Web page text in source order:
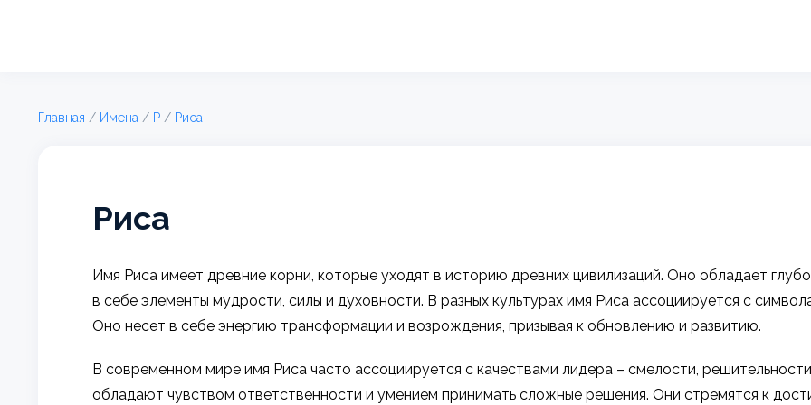
Главная / Имена / Р / Риса
Риса
Имя Риса имеет древние корни, которые уходят в историю древних цивилизаций. Оно обладает
в себе элементы мудрости, силы и духовности. В разных культурах имя Риса ассоциируется с
Оно несет в себе энергию трансформации и возрождения, призывая к обновлению и развитию.
В современном мире имя Риса часто ассоциируется с качествами лидера – смелости,
обладают чувством ответственности и умением принимать сложные решения. Они стремятся к